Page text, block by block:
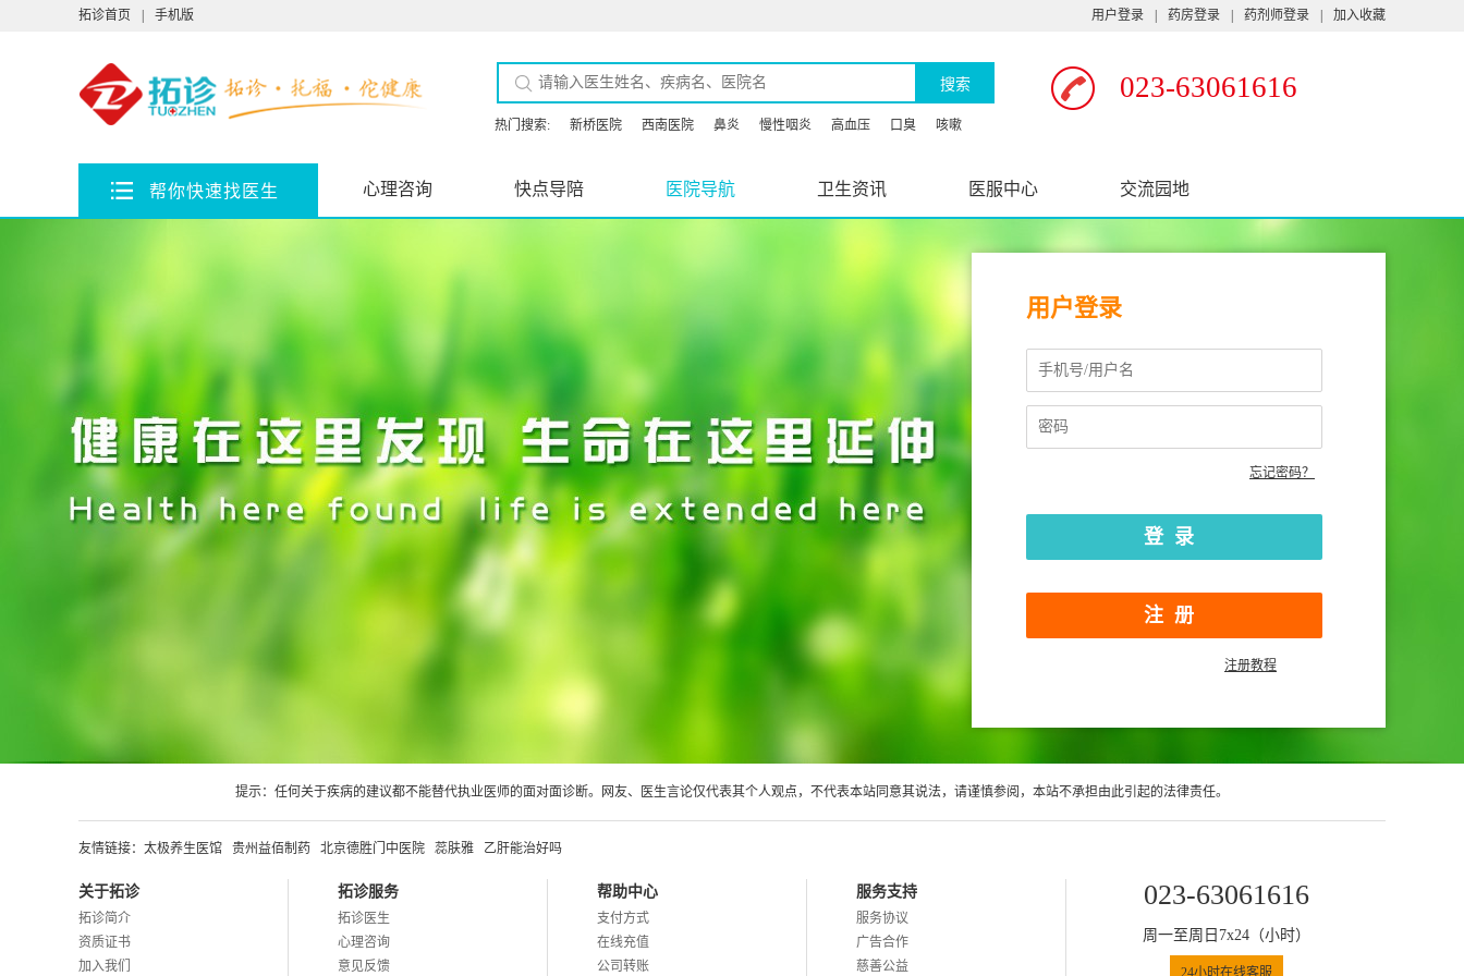
拓诊首页 手机版 用户登录 药房登录 药剂师登录 加入收藏
搜索 023-63061616
热门搜索: 新桥医院 西南医院 鼻炎 慢性咽炎 高血压 口臭 咳嗽
帮你快速找医生 心理咨询 快点导陪 医院导航 卫生资讯 医服中心 交流园地
用户登录
忘记密码？
注册
注册教程
提示：任何关于疾病的建议都不能替代执业医师的面对面诊断。网友、医生言论仅代表其个人观点，不代表本站同意其说法，请谨慎参阅，本站不承担由此引起的法律责任。
友情链接： 太极养生医馆 贵州益佰制药 北京德胜门中医院 蕊肤雅 乙肝能治好吗
关于拓诊
拓诊简介
资质证书
加入我们
拓诊服务
拓诊医生
心理咨询
意见反馈
帮助中心
支付方式
在线充值
公司转账
服务支持
服务协议
广告合作
慈善公益
023-63061616
周一至周日7x24（小时）
24小时在线客服